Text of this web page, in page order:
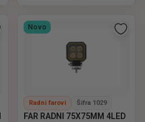
Novo
Radni farovi Šifra 1029
FAR RADNI 75X75MM 4LED